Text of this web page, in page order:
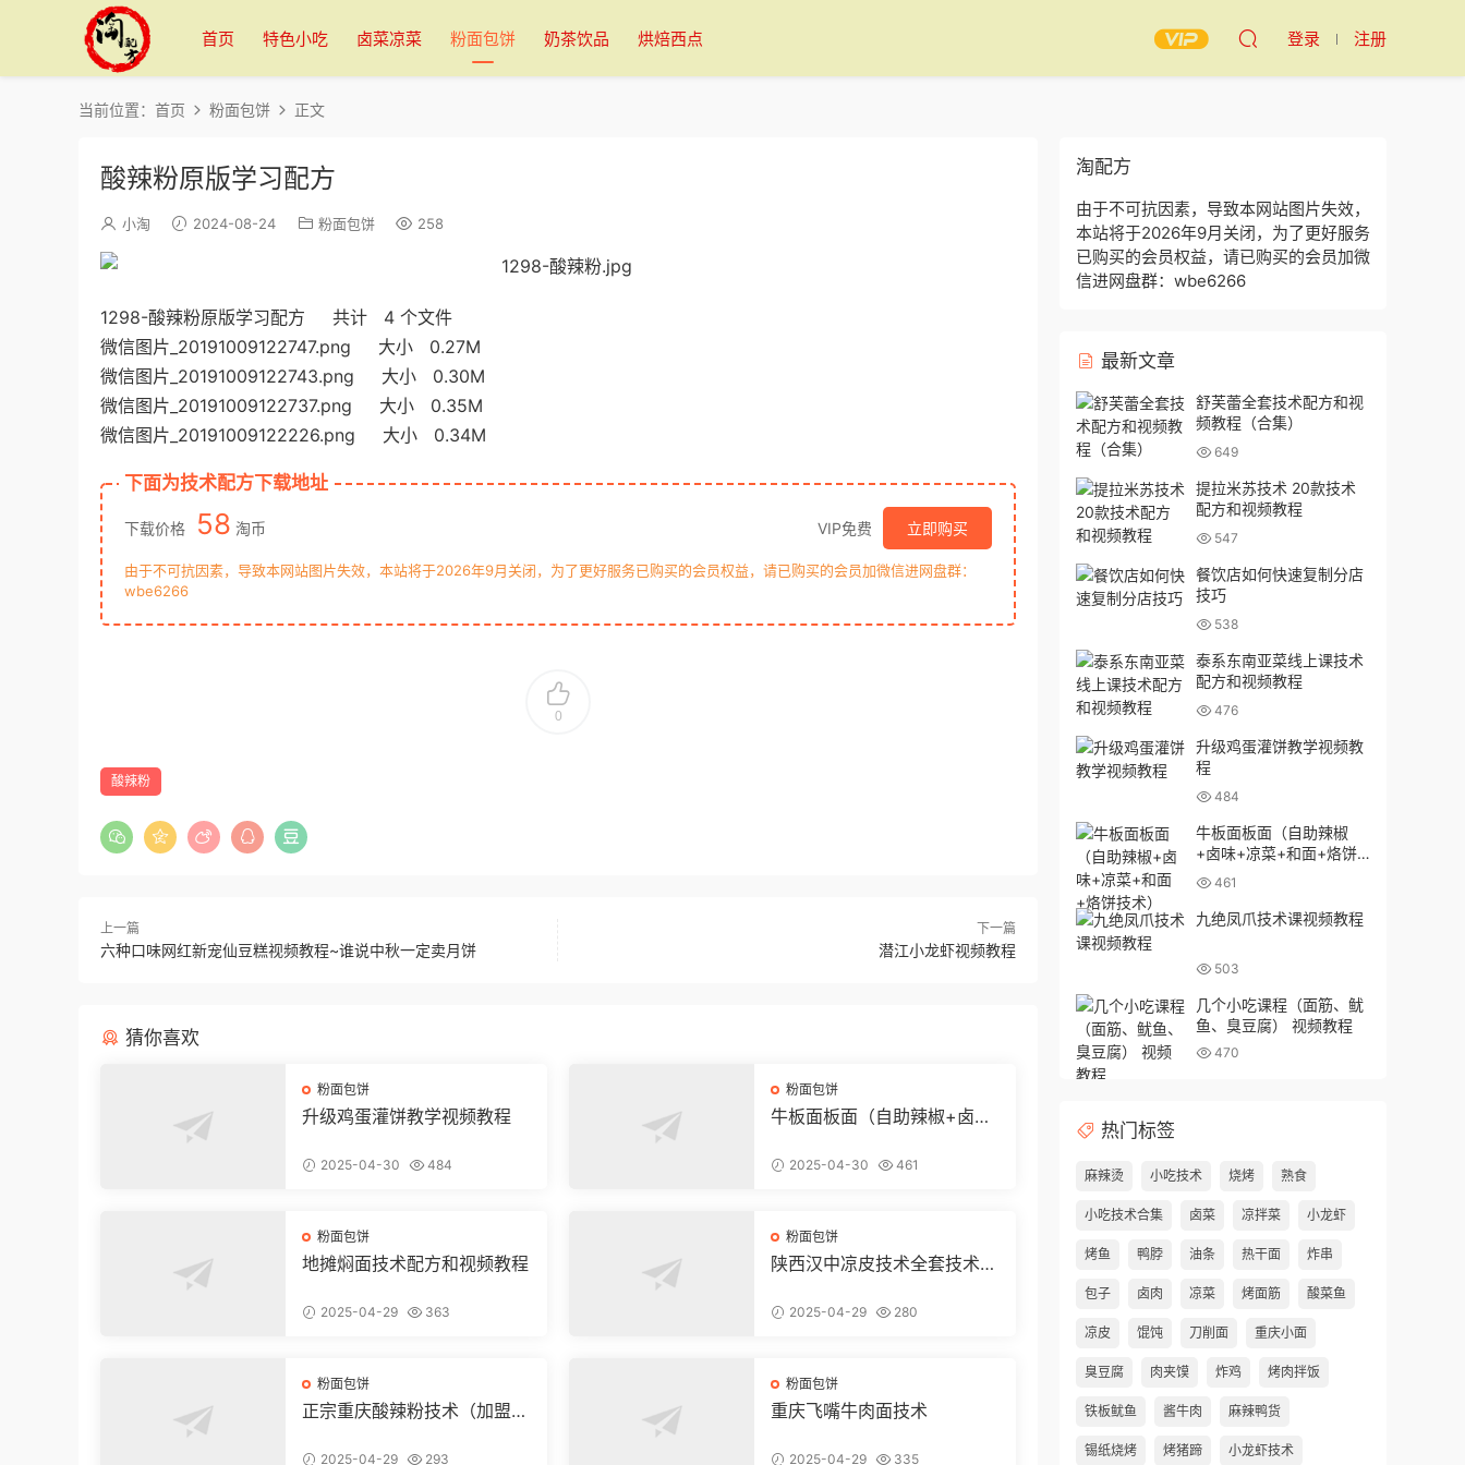
首页 特色小吃 卤菜凉菜 粉面包饼 奶茶饮品 烘焙西点 登录 注册
当前位置： 首页 粉面包饼 正文
酸辣粉原版学习配方
小淘 2024-08-24 粉面包饼 258
1298-酸辣粉原版学习配方 共计 4 个文件
微信图片_20191009122747.png 大小 0.27M
微信图片_20191009122743.png 大小 0.30M
微信图片_20191009122737.png 大小 0.35M
微信图片_20191009122226.png 大小 0.34M
下面为技术配方下载地址
下载价格 58 淘币 VIP免费 立即购买
由于不可抗因素，导致本网站图片失效，本站将于2026年9月关闭，为了更好服务已购买的会员权益，请已购买的会员加微信进网盘群：
wbe6266
0
酸辣粉
上一篇
六种口味网红新宠仙豆糕视频教程~谁说中秋一定卖月饼
下一篇
潜江小龙虾视频教程
猜你喜欢
粉面包饼
升级鸡蛋灌饼教学视频教程
2025-04-30 484
粉面包饼
牛板面板面（自助辣椒+卤味
2025-04-30 461
粉面包饼
地摊焖面技术配方和视频教程
2025-04-29 363
粉面包饼
陕西汉中凉皮技术全套技术配
2025-04-29 280
粉面包饼
正宗重庆酸辣粉技术（加盟店
2025-04-29 293
粉面包饼
重庆飞嘴牛肉面技术
2025-04-29 335
淘配方
由于不可抗因素，导致本网站图片失效，
本站将于2026年9月关闭，为了更好服务
已购买的会员权益，请已购买的会员加微
信进网盘群：wbe6266
最新文章
舒芙蕾全套技术配方和视
频教程（合集）
649
提拉米苏技术 20款技术
配方和视频教程
547
餐饮店如何快速复制分店
技巧
538
泰系东南亚菜线上课技术
配方和视频教程
476
升级鸡蛋灌饼教学视频教
程
484
牛板面板面（自助辣椒
+卤味+凉菜+和面+烙饼
技术）
461
九绝凤爪技术课视频教程
503
几个小吃课程（面筋、鱿
鱼、臭豆腐） 视频教程
470
热门标签
麻辣烫 小吃技术 烧烤 熟食
小吃技术合集 卤菜 凉拌菜 小龙虾
烤鱼 鸭脖 油条 热干面 炸串
包子 卤肉 凉菜 烤面筋 酸菜鱼
凉皮 馄饨 刀削面 重庆小面
臭豆腐 肉夹馍 炸鸡 烤肉拌饭
铁板鱿鱼 酱牛肉 麻辣鸭货
锡纸烧烤 烤猪蹄 小龙虾技术